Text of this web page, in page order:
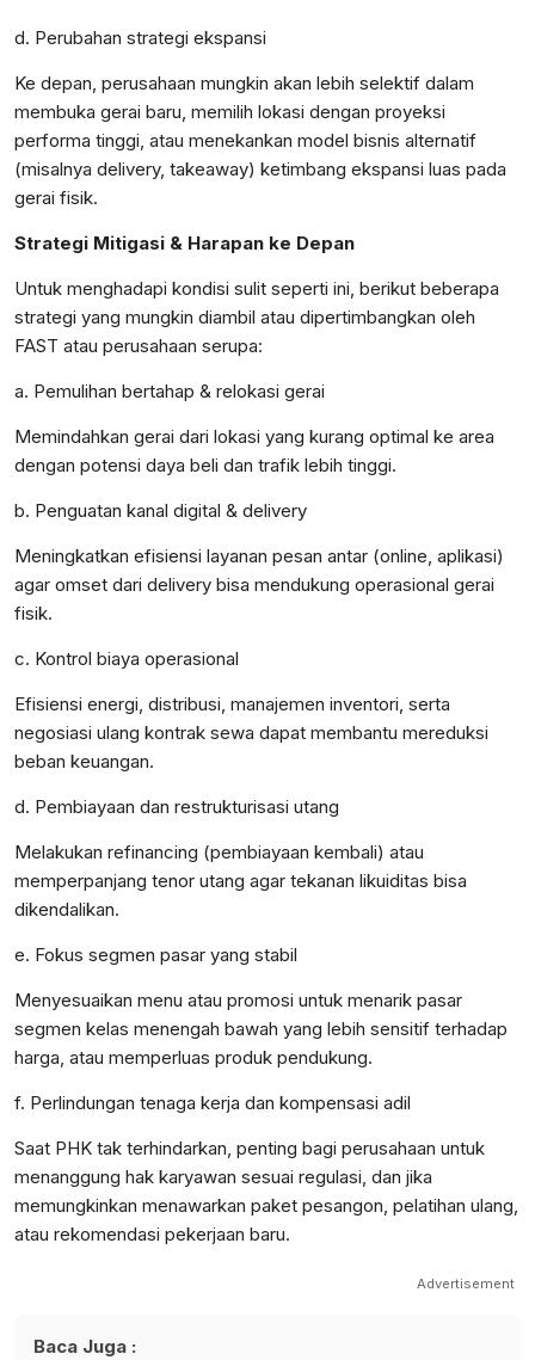
d. Perubahan strategi ekspansi
Ke depan, perusahaan mungkin akan lebih selektif dalam
membuka gerai baru, memilih lokasi dengan proyeksi
performa tinggi, atau menekankan model bisnis alternatif
(misalnya delivery, takeaway) ketimbang ekspansi luas pada
gerai fisik.
Strategi Mitigasi & Harapan ke Depan
Untuk menghadapi kondisi sulit seperti ini, berikut beberapa
strategi yang mungkin diambil atau dipertimbangkan oleh
FAST atau perusahaan serupa:
a. Pemulihan bertahap & relokasi gerai
Memindahkan gerai dari lokasi yang kurang optimal ke area
dengan potensi daya beli dan trafik lebih tinggi.
b. Penguatan kanal digital & delivery
Meningkatkan efisiensi layanan pesan antar (online, aplikasi)
agar omset dari delivery bisa mendukung operasional gerai
fisik.
c. Kontrol biaya operasional
Efisiensi energi, distribusi, manajemen inventori, serta
negosiasi ulang kontrak sewa dapat membantu mereduksi
beban keuangan.
d. Pembiayaan dan restrukturisasi utang
Melakukan refinancing (pembiayaan kembali) atau
memperpanjang tenor utang agar tekanan likuiditas bisa
dikendalikan.
e. Fokus segmen pasar yang stabil
Menyesuaikan menu atau promosi untuk menarik pasar
segmen kelas menengah bawah yang lebih sensitif terhadap
harga, atau memperluas produk pendukung.
f. Perlindungan tenaga kerja dan kompensasi adil
Saat PHK tak terhindarkan, penting bagi perusahaan untuk
menanggung hak karyawan sesuai regulasi, dan jika
memungkinkan menawarkan paket pesangon, pelatihan ulang,
atau rekomendasi pekerjaan baru.
Advertisement
Baca Juga :